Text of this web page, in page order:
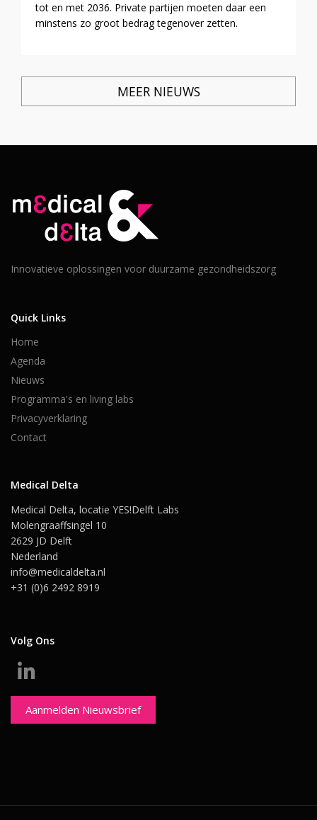
tot en met 2036. Private partijen moeten daar een
minstens zo groot bedrag tegenover zetten.
MEER NIEUWS
Innovatieve oplossingen voor duurzame gezondheidszorg
Quick Links
Home
Agenda
Nieuws
Programma's en living labs
Privacyverklaring
Contact
Medical Delta
Medical Delta, locatie YES!Delft Labs
Molengraaffsingel 10
2629 JD Delft
Nederland
info@medicaldelta.nl
+31 (0)6 2492 8919
Volg Ons
Aanmelden Nieuwsbrief